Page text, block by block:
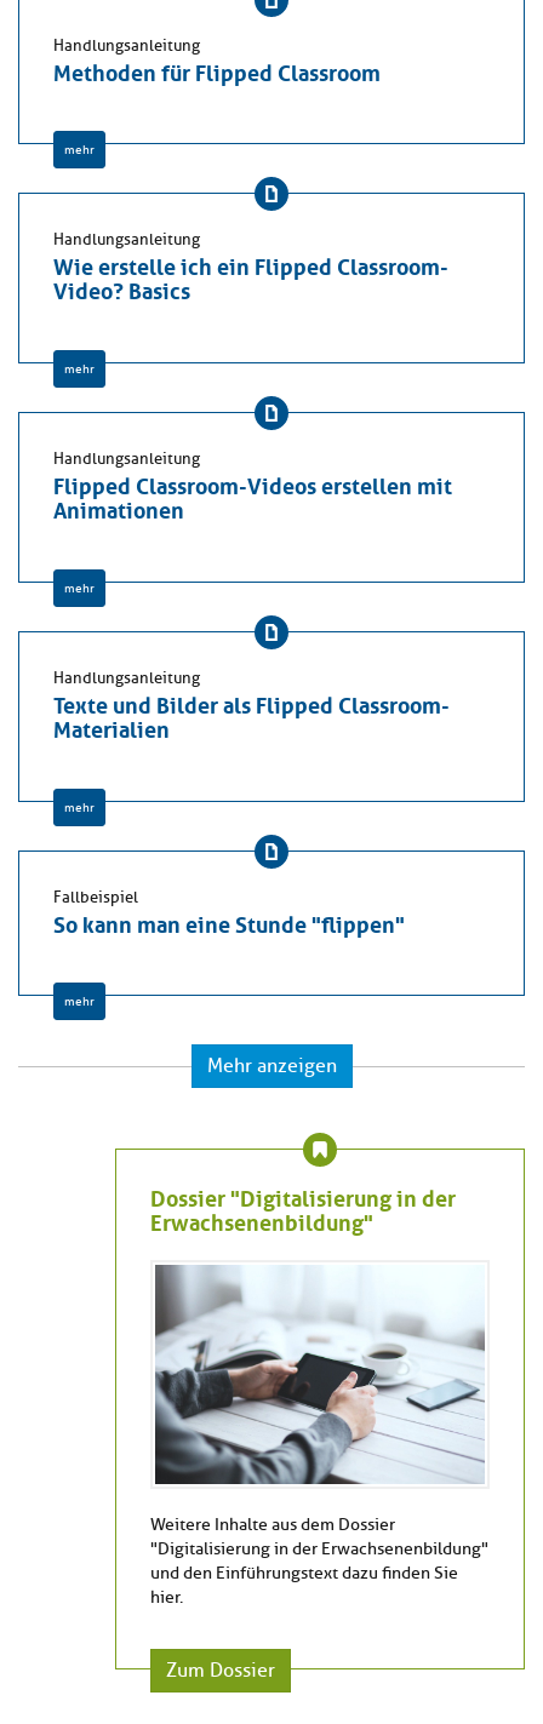
Handlungsanleitung
Methoden für Flipped Classroom
mehr
Handlungsanleitung
Wie erstelle ich ein Flipped Classroom-
Video? Basics
mehr
Handlungsanleitung
Flipped Classroom-Videos erstellen mit
Animationen
mehr
Handlungsanleitung
Texte und Bilder als Flipped Classroom-
Materialien
mehr
Fallbeispiel
So kann man eine Stunde "flippen"
mehr
Mehr anzeigen
Dossier "Digitalisierung in der
Erwachsenenbildung"
Weitere Inhalte aus dem Dossier
"Digitalisierung in der Erwachsenenbildung"
und den Einführungstext dazu finden Sie
hier.
Zum Dossier